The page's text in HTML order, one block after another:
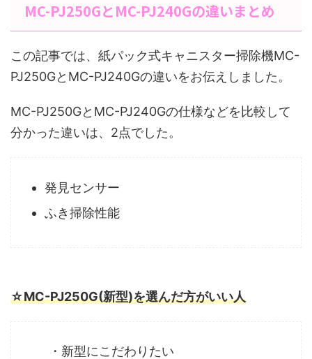
MC-PJ250GとMC-PJ240Gの違いまとめ
この記事では、紙パック式キャニスター掃除機MC-
PJ250GとMC-PJ240Gの違いをお伝えしました。
MC-PJ250GとMC-PJ240Gの仕様などを比較して
分かった違いは、2点でした。
発見センサー
ふき掃除性能
☆MC-PJ250G(新型)を選んだ方がいい人
・新型にこだわりたい